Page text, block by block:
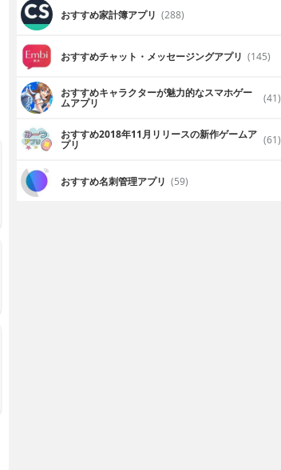
おすすめ家計簿アプリ (288)
おすすめチャット・メッセージングアプリ (145)
おすすめキャラクターが魅力的なスマホゲー
ムアプリ (41)
おすすめ2018年11月リリースの新作ゲームア
プリ (61)
おすすめ名刺管理アプリ (59)